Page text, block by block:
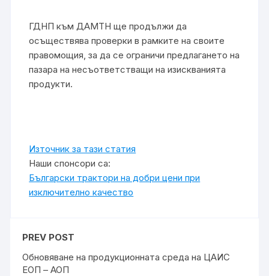
ГДНП към ДАМТН ще продължи да
осъществява проверки в рамките на своите
правомощия, за да се ограничи предлагането на
пазара на несъответстващи на изискванията
продукти.
Източник за тази статия
Наши спонсори са:
Български трактори на добри цени при
изключително качество
PREV POST
Обновяване на продукционната среда на ЦАИС
ЕОП – АОП